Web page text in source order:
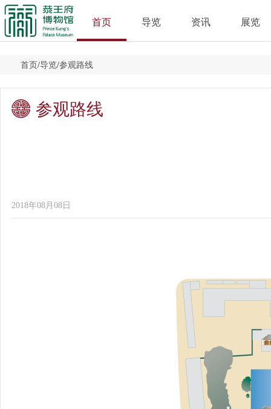
首页 导览 资讯 展览
首页/导览/参观路线
参观路线
2018年08月08日